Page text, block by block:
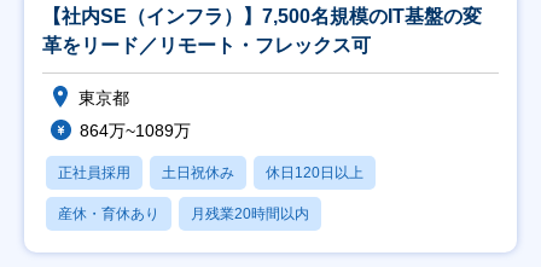
【社内SE（インフラ）】7,500名規模のIT基盤の変
革をリード／リモート・フレックス可
東京都
864万~1089万
正社員採用 土日祝休み 休日120日以上
産休・育休あり 月残業20時間以内